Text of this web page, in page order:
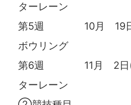
ターレーン
第5週 10月 19日(
ボウリング
第6週 11月 2日(
ターレーン